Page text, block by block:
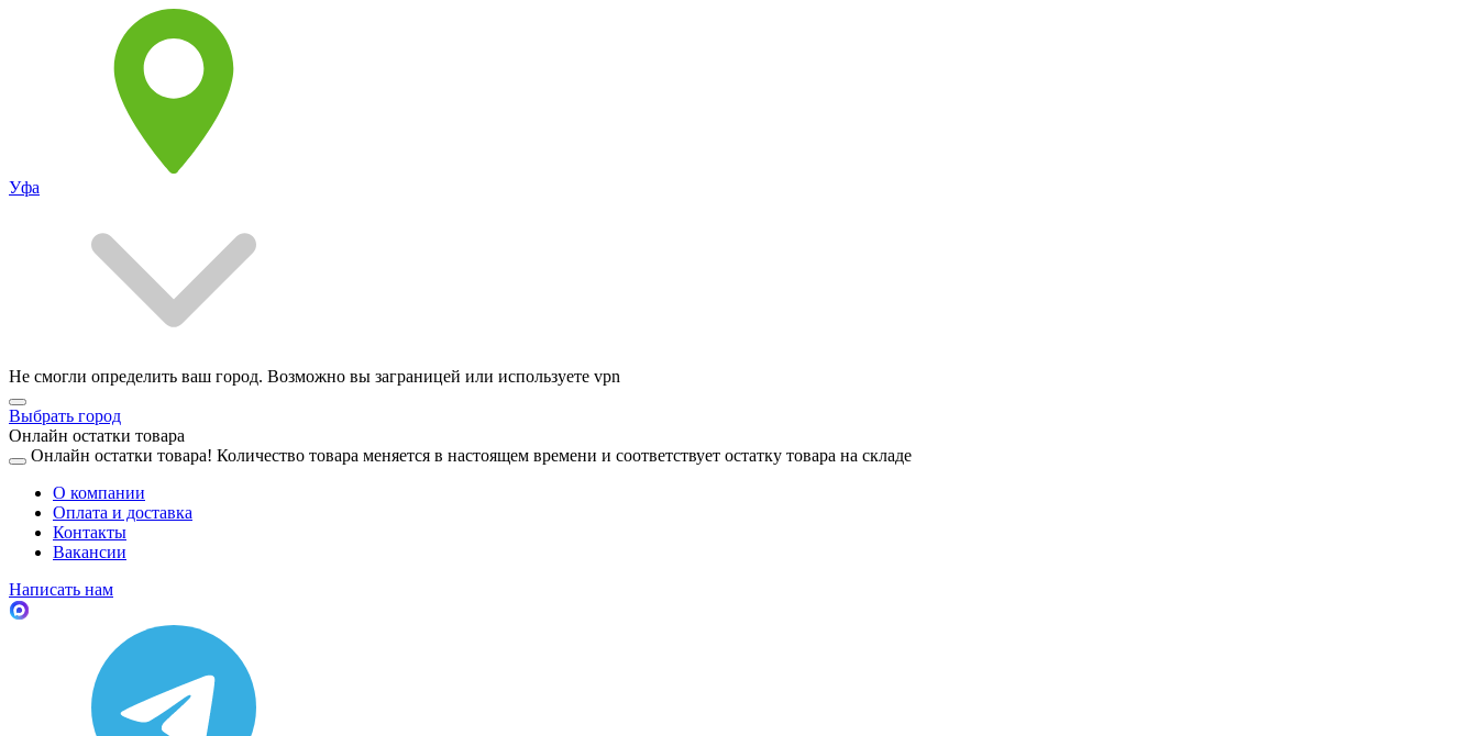
Уфа
Не смогли определить ваш город. Возможно вы заграницей или используете vpn
Выбрать город
Онлайн остатки товара
Онлайн остатки товара! Количество товара меняется в настоящем времени и соответствует остатку товара на складе
О компании
Оплата и доставка
Контакты
Вакансии
Написать нам